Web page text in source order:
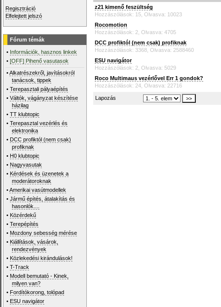
Regisztráció
Elfelejtett jelszó
Fórum témák
• Információk, hasznos linkek
•[OFF] Pihenő vasutasok
•Alkatrészekről, javításokról
tanácsok, tippek
•Terepasztali pályaépítés
•Váltók, vágányzat készítése
házilag
•TT klubtopic
•Terepasztal vezérlés és
elektronika
• DCC profiktól (nem csak)
profiknak
• H0 klubtopic
• Nagyvasutak
• Kérdések és üzenetek a
moderátoroknak
•Amerikai vasútmodellek
•Jármű építés, átalakítás és
hasonlók....
• Közérdekű
•Terepépítés
• Mozdony sebesség mérése
• Kiállítások, vásárok,
rendezvények
• Közlekedési kirándulások!
•T-Track
• Modell bemutató - Kinek,
milyen van?
• Fordítókorong, tolópad
• ESU navigátor
z21 kimenő feszültség
Hozzászólások: 15, Olvasva: 10023
Rocomotion
Hozzászólások: 2, Olvasva: 4705
DCC profiktól (nem csak) profiknak
Hozzászólások: 3368, Olvasva: 2588460
ESU navigátor
Hozzászólások: 2, Olvasva: 5029
Roco Multimaus vezérlővel Err 1 gondok?
Hozzászólások: 24, Olvasva: 22716
Lapozás